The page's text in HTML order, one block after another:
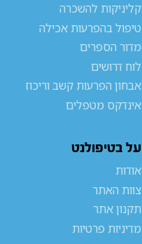
קליניקות להשכרה
טיפול בהפרעות אכילה
מדור הספרים
לוח דרושים
אבחון הפרעות קשב וריכוז
אינדקס מטפלים
על בטיפולנט
אודות
צוות האתר
תקנון אתר
מדיניות פרטיות